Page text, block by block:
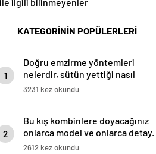
ile ilgili bilinmeyenler
KATEGORİNİN POPÜLERLERİ
1
Doğru emzirme yöntemleri
nelerdir, sütün yettiği nasıl
anlaşılır?
3231 kez okundu
2
Bu kış kombinlere doyacağınız
onlarca model ve onlarca detay.
2612 kez okundu